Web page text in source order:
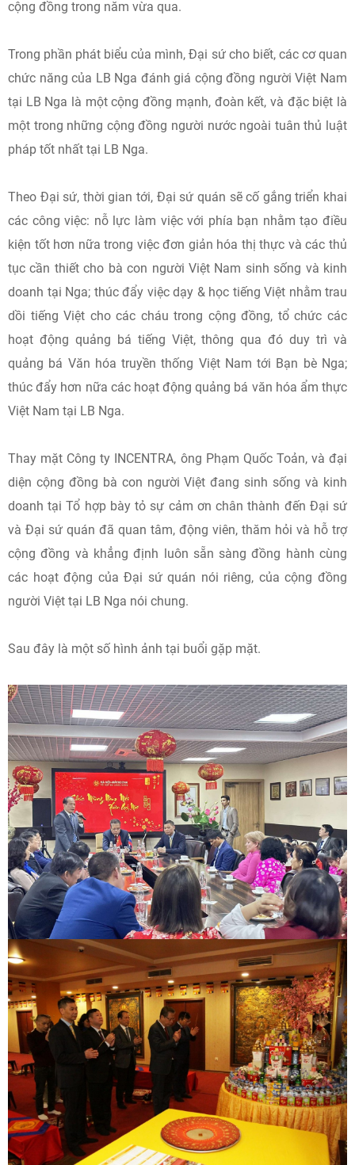
cộng đồng trong năm vừa qua.
Trong phần phát biểu của mình, Đại sứ cho biết, các cơ quan
chức năng của LB Nga đánh giá cộng đồng người Việt Nam
tại LB Nga là một cộng đồng mạnh, đoàn kết, và đặc biệt là
một trong những cộng đồng người nước ngoài tuân thủ luật
pháp tốt nhất tại LB Nga.
Theo Đại sứ, thời gian tới, Đại sứ quán sẽ cố gắng triển khai
các công việc: nỗ lực làm việc với phía bạn nhằm tạo điều
kiện tốt hơn nữa trong việc đơn giản hóa thị thực và các thủ
tục cần thiết cho bà con người Việt Nam sinh sống và kinh
doanh tại Nga; thúc đẩy việc dạy & học tiếng Việt nhằm trau
dồi tiếng Việt cho các cháu trong cộng đồng, tổ chức các
hoạt động quảng bá tiếng Việt, thông qua đó duy trì và
quảng bá Văn hóa truyền thống Việt Nam tới Bạn bè Nga;
thúc đẩy hơn nữa các hoạt động quảng bá văn hóa ẩm thực
Việt Nam tại LB Nga.
Thay mặt Công ty INCENTRA, ông Phạm Quốc Toản, và đại
diện cộng đồng bà con người Việt đang sinh sống và kinh
doanh tại Tổ hợp bày tỏ sự cảm ơn chân thành đến Đại sứ
và Đại sứ quán đã quan tâm, động viên, thăm hỏi và hỗ trợ
cộng đồng và khẳng định luôn sẵn sàng đồng hành cùng
các hoạt động của Đại sứ quán nói riêng, của cộng đồng
người Việt tại LB Nga nói chung.
Sau đây là một số hình ảnh tại buổi gặp mặt.